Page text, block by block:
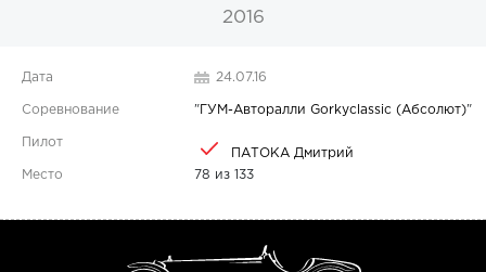
2016
24.07.16
" ГУМ-Авторалли Gorkyclassic (Абсолют)"
ПАТОКА Дмитрий
78 из 133